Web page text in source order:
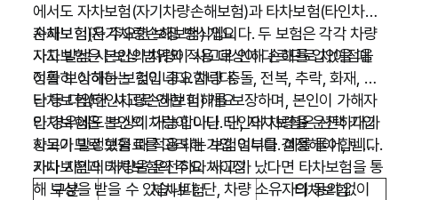
에서도 자차보험(자기차량손해보험)과 타차보험(타인차량
손해보험)은 주요한 보장 방식입니다. 두 보험은 각각 차량
사고 발생 시 보상 범위와 적용 대상이 다르므로 차이점을
정확히 이해하는 것이 중요합니다.
자차보험(자기차량손해보험) 개요
자차보험은 본인의 차량이 사고로 인해 손해를 입었을 때
이를 보상하는 보험입니다. 차량 충돌, 전복, 추락, 화재, 도
난 등 다양한 사고로 인한 피해를 보장하며, 본인이 가해자
인 경우에도 보상이 가능합니다. 단, 자차보험은 선택 가입
항목이므로 보험료를 고려해 가입 여부를 결정해야 합니다.
타차보험(타인차량손해보험) 개요
타차보험은 본인의 차량이 아닌 타인의 차량을 운전하다가
사고가 발생했을 때 적용되는 보험입니다. 예를 들어, 렌터
카나 지인의 차량을 운전하다 사고가 났다면 타차보험을 통
해 보상을 받을 수 있습니다. 단, 차량 소유자의 동의 없이
자차보험과 타차보험의 주요 차이점
구분
자차보험
타차보험